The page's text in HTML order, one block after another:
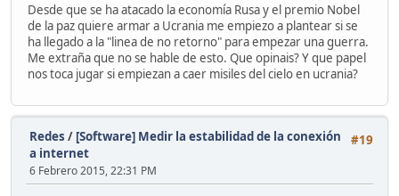
Desde que se ha atacado la economía Rusa y el premio Nobel
de la paz quiere armar a Ucrania me empiezo a plantear si se
ha llegado a la "linea de no retorno" para empezar una guerra.
Me extraña que no se hable de esto. Que opinais? Y que papel
nos toca jugar si empiezan a caer misiles del cielo en ucrania?
#19
Redes / [Software] Medir la estabilidad de la conexión
a internet
6 Febrero 2015, 22:31 PM